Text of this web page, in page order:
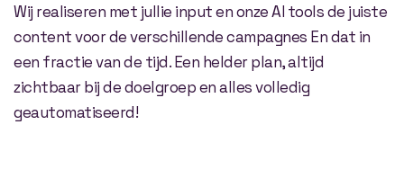
Wij realiseren met jullie input en onze AI tools de juiste
content voor de verschillende campagnes En dat in
een fractie van de tijd. Een helder plan, altijd
zichtbaar bij de doelgroep en alles volledig
geautomatiseerd!